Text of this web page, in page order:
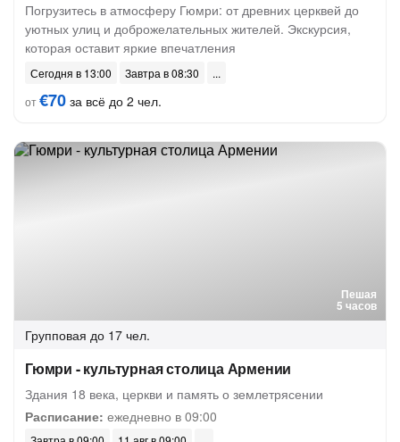
Погрузитесь в атмосферу Гюмри: от древних церквей до
уютных улиц и доброжелательных жителей. Экскурсия,
которая оставит яркие впечатления
Сегодня в 13:00
Завтра в 08:30
от€70 за всё до 2 чел.
Пешая
5 часов
Групповая до 17 чел.
Гюмри - культурная столица Армении
Здания 18 века, церкви и память о землетрясении
Расписание: ежедневно в 09:00